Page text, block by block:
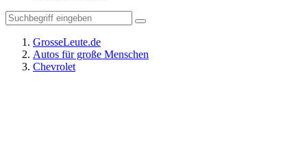
GrosseLeute.de
Autos für große Menschen
Chevrolet